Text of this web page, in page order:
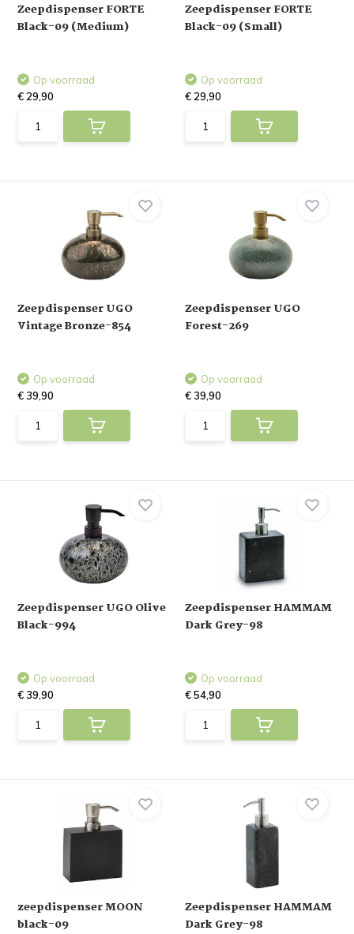
Zeepdispenser FORTE
Black-09 (Medium)
Op voorraad
€ 29,90
Zeepdispenser FORTE
Black-09 (Small)
Op voorraad
€ 29,90
Zeepdispenser UGO
Vintage Bronze-854
Op voorraad
€ 39,90
Zeepdispenser UGO
Forest-269
Op voorraad
€ 39,90
Zeepdispenser UGO Olive
Black-994
Op voorraad
€ 39,90
Zeepdispenser HAMMAM
Dark Grey-98
Op voorraad
€ 54,90
zeepdispenser MOON
black-09
Zeepdispenser HAMMAM
Dark Grey-98